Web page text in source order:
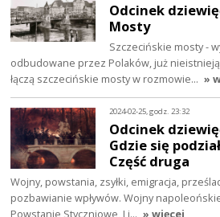
Odcinek
Mosty
Szczecińskie mosty -
odbudowane przez Polaków, już
łączą szczecińskie mosty w rozmowie… »
2024-02-25, godz. 23:32
Odcinek
Gdzie się
Część druga
Wojny, powstania, zsyłki, emigracja,
pozbawianie wpływów. Wojny
Powstanie Styczniowe, I i… » więcej